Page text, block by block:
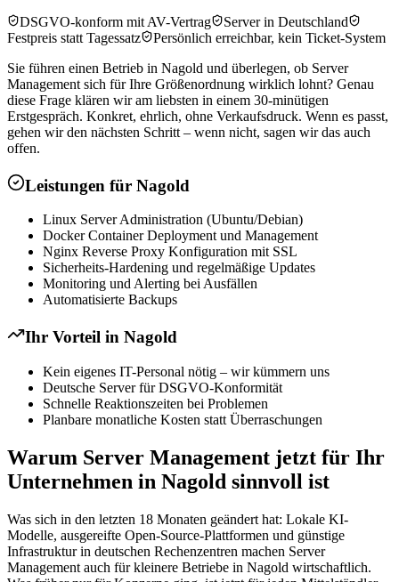
DSGVO-konform mit AV-Vertrag
Server in Deutschland
Festpreis statt Tagessatz
Persönlich erreichbar, kein Ticket-System
Sie führen einen Betrieb in Nagold und überlegen, ob Server
Management sich für Ihre Größenordnung wirklich lohnt? Genau
diese Frage klären wir am liebsten in einem 30-minütigen
Erstgespräch. Konkret, ehrlich, ohne Verkaufsdruck. Wenn es passt,
gehen wir den nächsten Schritt – wenn nicht, sagen wir das auch
offen.
Leistungen für Nagold
Linux Server Administration (Ubuntu/Debian)
Docker Container Deployment und Management
Nginx Reverse Proxy Konfiguration mit SSL
Sicherheits-Hardening und regelmäßige Updates
Monitoring und Alerting bei Ausfällen
Automatisierte Backups
Ihr Vorteil in Nagold
Kein eigenes IT-Personal nötig – wir kümmern uns
Deutsche Server für DSGVO-Konformität
Schnelle Reaktionszeiten bei Problemen
Planbare monatliche Kosten statt Überraschungen
Warum Server Management jetzt für Ihr
Unternehmen in Nagold sinnvoll ist
Was sich in den letzten 18 Monaten geändert hat: Lokale KI-
Modelle, ausgereifte Open-Source-Plattformen und günstige
Infrastruktur in deutschen Rechenzentren machen Server
Management auch für kleinere Betriebe in Nagold wirtschaftlich.